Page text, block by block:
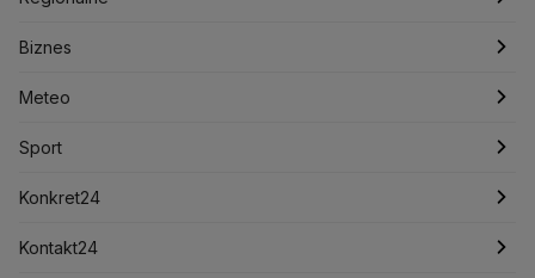
Kryptowaluty
Lotnisko Chopina
Mariusz Błaszczak
Mark Zuckerberg
Ministerstwo Aktywów Państwowych
Biznes
Meteo
Sport
Zdrowie
Technologia
Podcasty
Artykuły
Newslettery
Fakty po Faktach
Fakty o Świecie
Ludzie Faktów
Warszawa
Łódź
Katowice
Kraków
Poznań
Biznes
Najnowsze
Notowania
Pieniądze
Nieruchomości
Meteo
Pogoda godzinowa
Pogoda długoterminowa
Pogoda na jutro
Sport
Piłka Nożna
Tenis
Konkret24
Najnowsze
Kontakt24